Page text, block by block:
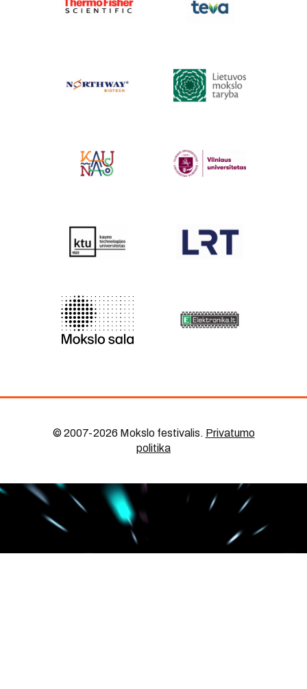
© 2007-2026 Mokslo festivalis. Privatumo
politika